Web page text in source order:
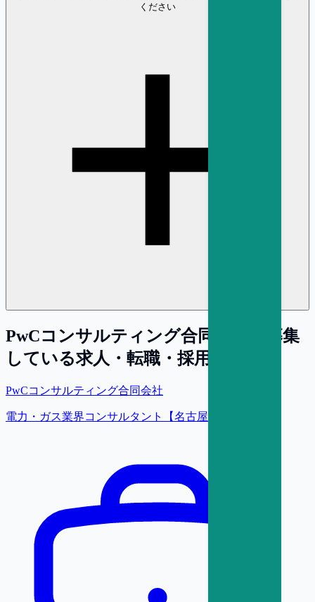
ください
PwCコンサルティング合同会社
が募集
している求人・転職・採用情報
PwCコンサルティング合同会社
電力・ガス業界コンサルタント【名古屋】